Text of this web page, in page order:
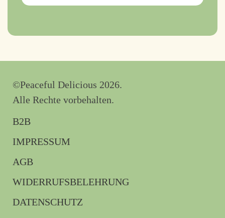
©Peaceful Delicious 2026.
Alle Rechte vorbehalten.
B2B
IMPRESSUM
AGB
WIDERRUFSBELEHRUNG
DATENSCHUTZ